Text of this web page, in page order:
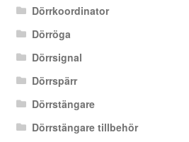
Dörrkoordinator
Dörröga
Dörrsignal
Dörrspärr
Dörrstängare
Dörrstängare tillbehör